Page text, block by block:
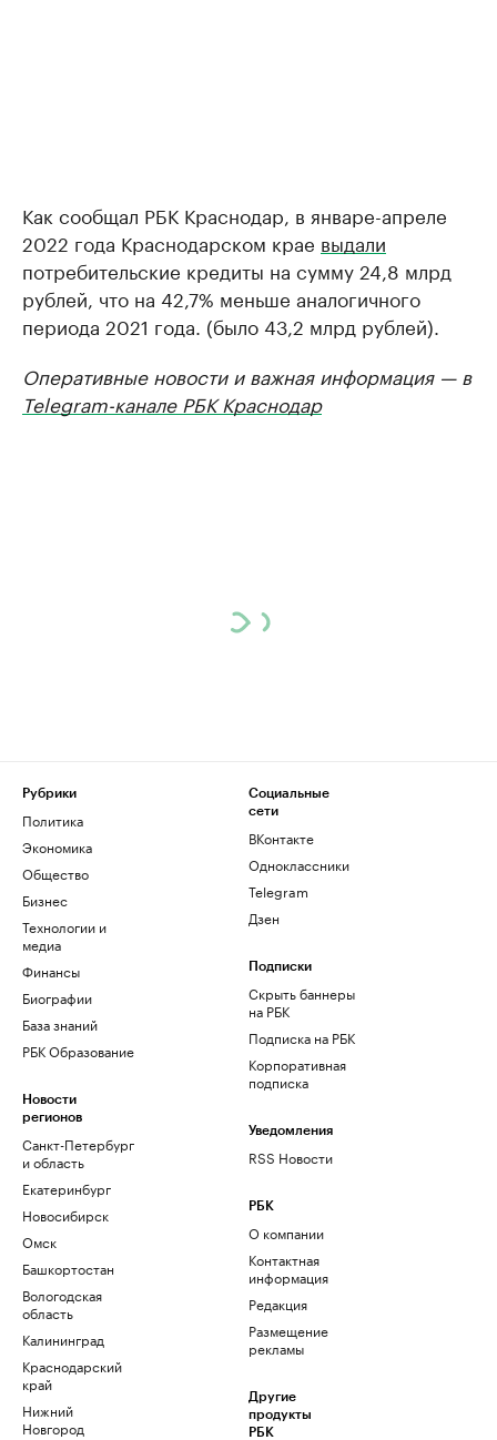
Как сообщал РБК Краснодар, в январе-апреле
2022 года Краснодарском крае выдали
потребительские кредиты на сумму 24,8 млрд
рублей, что на 42,7% меньше аналогичного
периода 2021 года. (было 43,2 млрд рублей).
Оперативные новости и важная информация — в
Telegram-канале РБК Краснодар
Рубрики
Политика
Экономика
Общество
Бизнес
Технологии и
медиа
Финансы
Биографии
База знаний
РБК Образование
Новости
регионов
Санкт-Петербург
и область
Екатеринбург
Новосибирск
Омск
Башкортостан
Вологодская
область
Калининград
Краснодарский
край
Нижний
Новгород
Социальные
сети
ВКонтакте
Одноклассники
Telegram
Дзен
Подписки
Скрыть баннеры
на РБК
Подписка на РБК
Корпоративная
подписка
Уведомления
RSS Новости
РБК
О компании
Контактная
информация
Редакция
Размещение
рекламы
Другие
продукты
РБК